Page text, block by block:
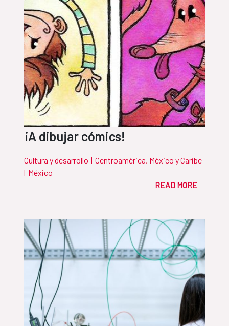
¡A dibujar cómics!
Cultura y desarrollo | Centroamérica, México y Caribe
| México
READ MORE